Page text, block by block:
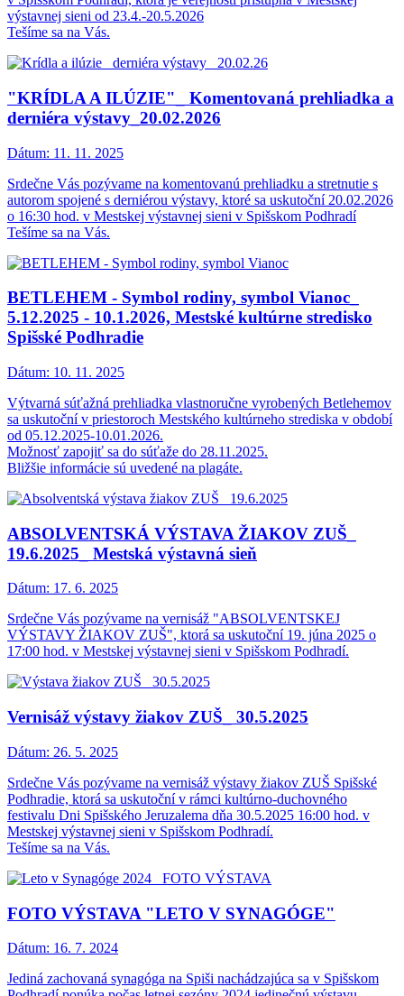
výstavnej sieni od 23.4.-20.5.2026
Tešíme sa na Vás.
"KRÍDLA A ILÚZIE"_ Komentovaná prehliadka a
derniéra výstavy_20.02.2026
Dátum: 11. 11. 2025
Srdečne Vás pozývame na komentovanú prehliadku a stretnutie s
autorom spojené s derniérou výstavy, ktoré sa uskutoční 20.02.2026
o 16:30 hod. v Mestskej výstavnej sieni v Spišskom Podhradí
Tešíme sa na Vás.
BETLEHEM - Symbol rodiny, symbol Vianoc_
5.12.2025 - 10.1.2026, Mestské kultúrne stredisko
Spišské Podhradie
Dátum: 10. 11. 2025
Výtvarná súťažná prehliadka vlastnoručne vyrobených Betlehemov
sa uskutoční v priestoroch Mestského kultúrneho strediska v období
od 05.12.2025-10.01.2026.
Možnosť zapojiť sa do súťaže do 28.11.2025.
Bližšie informácie sú uvedené na plagáte.
ABSOLVENTSKÁ VÝSTAVA ŽIAKOV ZUŠ_
19.6.2025_ Mestská výstavná sieň
Dátum: 17. 6. 2025
Srdečne Vás pozývame na vernisáž "ABSOLVENTSKEJ
VÝSTAVY ŽIAKOV ZUŠ", ktorá sa uskutoční 19. júna 2025 o
17:00 hod. v Mestskej výstavnej sieni v Spišskom Podhradí.
Vernisáž výstavy žiakov ZUŠ_ 30.5.2025
Dátum: 26. 5. 2025
Srdečne Vás pozývame na vernisáž výstavy žiakov ZUŠ Spišské
Podhradie, ktorá sa uskutoční v rámci kultúrno-duchovného
festivalu Dni Spišského Jeruzalema dňa 30.5.2025 16:00 hod. v
Mestskej výstavnej sieni v Spišskom Podhradí.
Tešíme sa na Vás.
FOTO VÝSTAVA "LETO V SYNAGÓGE"
Dátum: 16. 7. 2024
Jediná zachovaná synagóga na Spiši nachádzajúca sa v Spišskom